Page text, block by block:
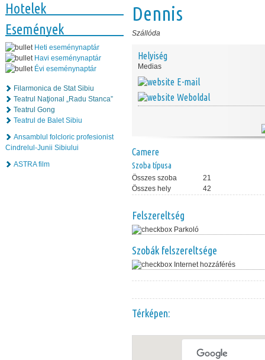
Hotelek
Események
Heti eseménynaptár
Havi eseménynaptár
Évi eseménynaptár
Filarmonica de Stat Sibiu
Teatrul Naţional „Radu Stanca”
Teatrul Gong
Teatrul de Balet Sibiu
Ansamblul folcloric profesionist
Cindrelul-Junii Sibiului
ASTRA film
Dennis
Szállóda
Helyiség
Medias
E-mail
Weboldal
Camere
Szoba típusa
Összes szoba
21
Összes hely
42
Felszereltség
Parkoló
Szobák felszereltsége
Internet hozzáférés
Térképen: